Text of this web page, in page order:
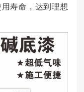
寿命，达到理想